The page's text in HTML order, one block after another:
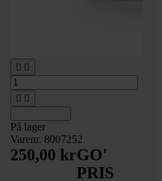
 
 
På lager
Varenr. 8007252
250,00 krGO'
PRIS